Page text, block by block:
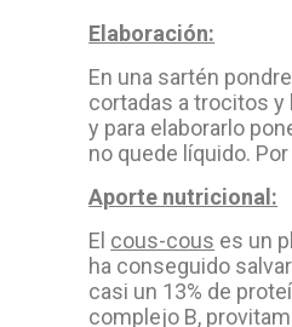
Elaboración:
En una sartén
cortadas a trocitos y
y para elaborarlo
no quede líquido.
Aporte nutricional:
El cous-cous es un
ha conseguido
casi un 13% de
complejo B,